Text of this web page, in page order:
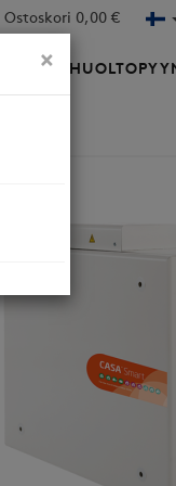
Ostoskori 0,00 €
×